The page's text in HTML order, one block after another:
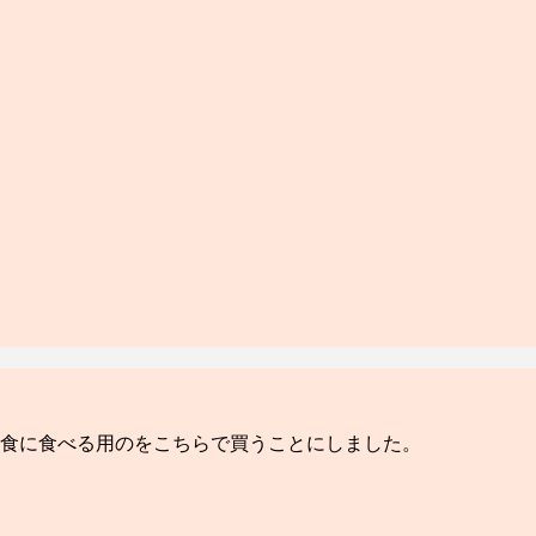
食べる用のをこちらで買うことにしました。